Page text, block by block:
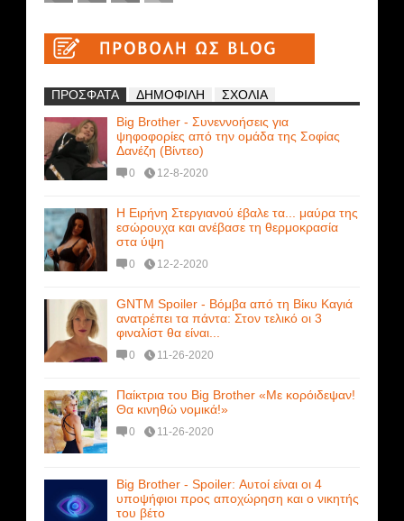
ΠΡΟΣΦΑΤΑ ΔΗΜΟΦΙΛΗ
ΣΧΟΛΙΑ
Big Brother - Συνεννοήσεις για
ψηφοφορίες από την ομάδα της Σοφίας
Δανέζη (Βίντεο)
0 12-8-2020
Η Ειρήνη Στεργιανού έβαλε τα... μαύρα της
εσώρουχα και ανέβασε τη θερμοκρασία
στα ύψη
0 12-2-2020
GNTM Spoiler - Βόμβα από τη Βίκυ Καγιά
ανατρέπει τα πάντα: Στον τελικό οι 3
φιναλίστ θα είναι...
0 11-26-2020
Παίκτρια του Big Brother «Με κορόιδεψαν!
Θα κινηθώ νομικά!»
0 11-26-2020
Big Brother - Spoiler: Αυτοί είναι οι 4
υποψήφιοι προς αποχώρηση και ο νικητής
του βέτο